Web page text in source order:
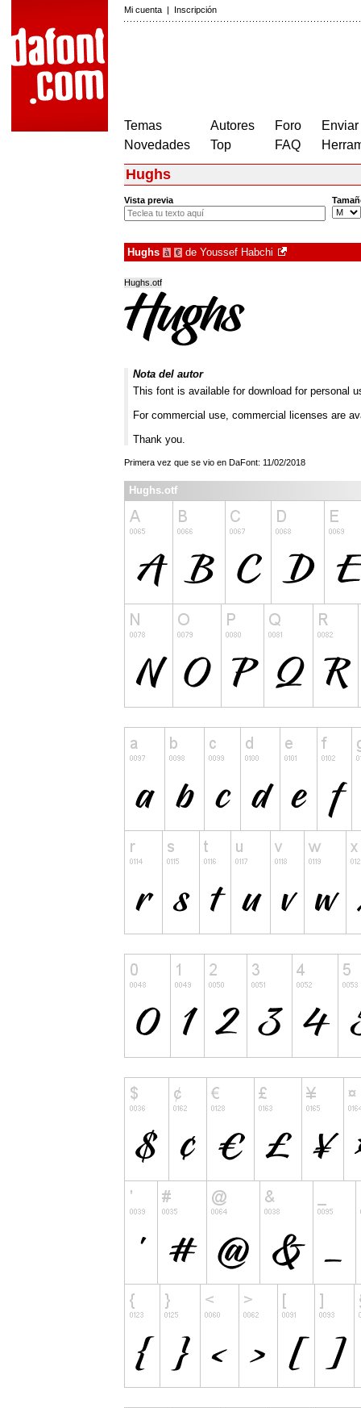
Mi cuenta | Inscripción
Temas
Novedades
Autores
Top
Foro
FAQ
Hughs
Vista previa
Hughs à € de Youssef Habchi
Hughs.otf
Nota del autor
This font is available for download for personal
For commercial use, commercial licenses are
Thank you.
Primera vez que se vio en DaFont: 11/02/2018
Hughs.otf